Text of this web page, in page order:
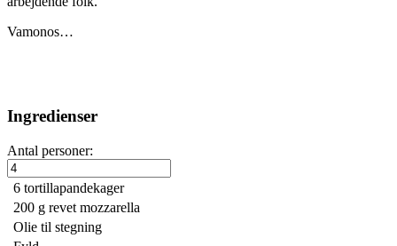
Vamonos…
Ingredienser
Antal personer:
6 tortillapandekager
200 g revet mozzarella
Olie til stegning